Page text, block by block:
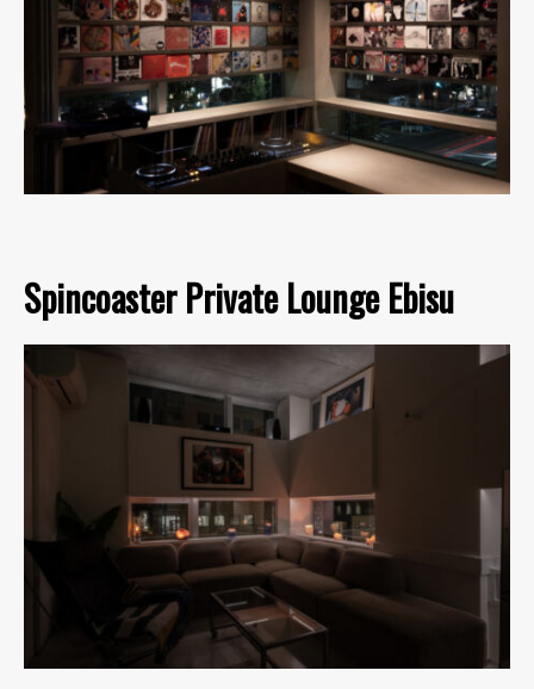
Spincoaster Private Lounge Ebisu